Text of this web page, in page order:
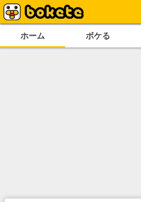
ホーム ボケる